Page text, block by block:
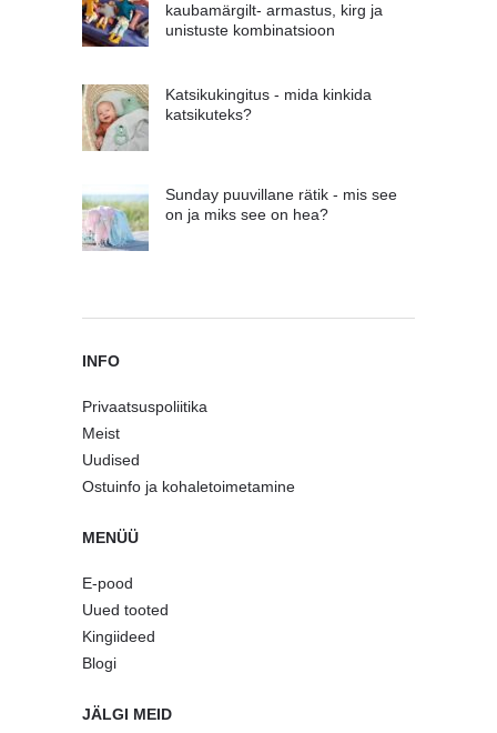
kaubamärgilt- armastus, kirg ja
unistuste kombinatsioon
Katsikukingitus - mida kinkida
katsikuteks?
Sunday puuvillane rätik - mis see
on ja miks see on hea?
INFO
Privaatsuspoliitika
Meist
Uudised
Ostuinfo ja kohaletoimetamine
MENÜÜ
E-pood
Uued tooted
Kingiideed
Blogi
JÄLGI MEID